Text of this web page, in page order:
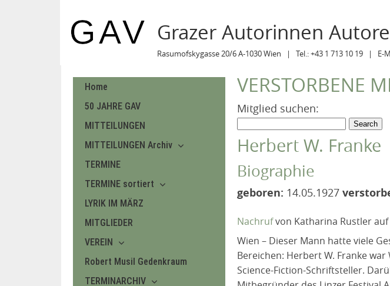
Grazer Autorinnen
Rasumofskygasse 20/6 A-1030 Wien | Tel.: +43 1 713 10 19 | E-
Home
50 JAHRE GAV
MITTEILUNGEN
MITTEILUNGEN Archiv
TERMINE
TERMINE sortiert
LYRIK IM MÄRZ
MITGLIEDER
VEREIN
Robert Musil Gedenkraum
TERMINARCHIV
VERSTORBENE
Mitglied suchen:
Herbert W. Franke
Biographie
geboren: 14.05.1927
Nachrufvon Katharina Rustler
Wien – Dieser Mann hatte viele
Bereichen: Herbert W. Franke
Science-Fiction-Schriftsteller.